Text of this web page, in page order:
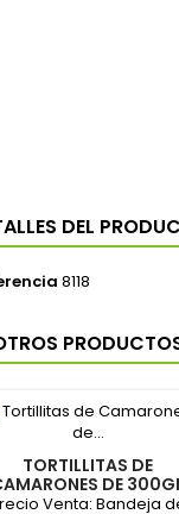
DEL
8118
TORTILLITAS DE
DE
"MOLINERO"
Venta: Bandeja